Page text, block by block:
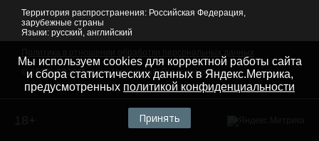
Территория распространения: Российская Федерация,
зарубежные страны
Языки: русский, английский
© 2007 - 2026Портал Читы и Забайкальского края
Мы используем cookies для корректной работы сайта
и сбора статистических данных в Яндекс.Метрика,
предусмотренных политикой конфиденциальности
Принять